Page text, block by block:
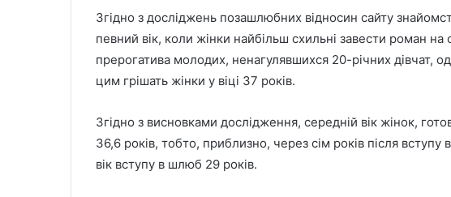
Згідно з досліджень позашлюбних відносин сайту
певний вік, коли жінки найбільш схильні завести роман
прерогатива молодих, ненагулявшихся 20-річних дівчат,
цим грішать жінки у віці 37 років.
Згідно з висновками дослідження, середній вік жінок,
36,6 років, тобто, приблизно, через сім років після
вік вступу в шлюб 29 років.